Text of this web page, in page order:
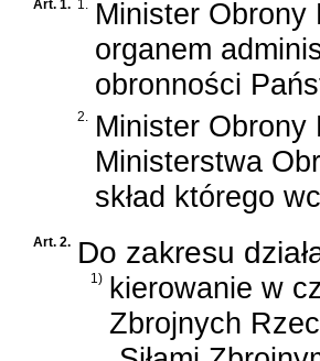
Art. 1. 1. Minister Obrony
organem
obronności
2. Minister
Ministerstwa
skład którego
Art. 2. Do zakresu
1) kierowanie w
Zbrojnych